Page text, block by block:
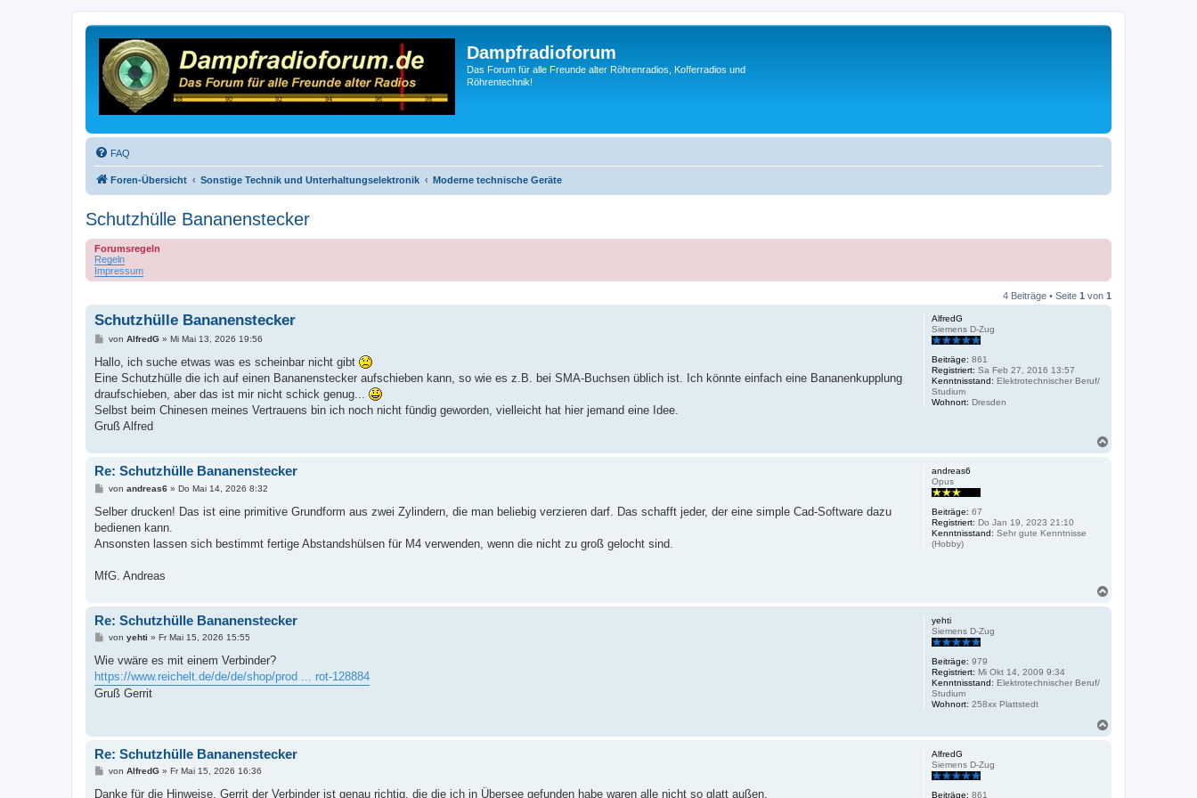
Dampfradioforum
Das Forum für alle Freunde alter Röhrenradios, Kofferradios und
Röhrentechnik!
FAQ
Foren-Übersicht Sonstige Technik und Unterhaltungselektronik Moderne technische Geräte
Schutzhülle Bananenstecker
Forumsregeln
Regeln
Impressum
4 Beiträge • Seite 1 von 1
AlfredG
Siemens D-Zug
Beiträge: 861
Registriert: Sa Feb 27, 2016 13:57
Kenntnisstand: Elektrotechnischer Beruf/
Studium
Wohnort: Dresden
Schutzhülle Bananenstecker
B
i
r
a
von AlfredG» Mi Mai 13, 2026 19:56
Hallo, ich suche etwas was es scheinbar nicht gibt
Eine Schutzhülle die ich auf einen Bananenstecker aufschieben kann, so wie es z.B. bei SMA-Buchsen üblich ist. Ich könnte einfach eine Bananenkupplung
draufschieben, aber das ist mir nicht schick genug...
Selbst beim Chinesen meines Vertrauens bin ich noch nicht fündig geworden, vielleicht hat hier jemand eine Idee.
Gruß Alfred
andreas6
Opus
Beiträge: 67
Registriert: Do Jan 19, 2023 21:10
Kenntnisstand: Sehr gute Kenntnisse
(Hobby)
Re: Schutzhülle Bananenstecker
B
i
r
a
von andreas6» Do Mai 14, 2026 8:32
Selber drucken! Das ist eine primitive Grundform aus zwei Zylindern, die man beliebig verzieren darf. Das schafft jeder, der eine simple Cad-Software dazu
bedienen kann.
Ansonsten lassen sich bestimmt fertige Abstandshülsen für M4 verwenden, wenn die nicht zu groß gelocht sind.
MfG. Andreas
yehti
Siemens D-Zug
Beiträge: 979
Registriert: Mi Okt 14, 2009 9:34
Kenntnisstand: Elektrotechnischer Beruf/
Studium
Wohnort: 258xx Plattstedt
Re: Schutzhülle Bananenstecker
B
i
r
a
g
von yehti » Fr Mai 15, 2026 15:55
Wie vwäre es mit einem Verbinder?
https://www.reichelt.de/de/de/shop/prod ... rot-128884
Gruß Gerrit
AlfredG
Siemens D-Zug
Beiträge: 861
Re: Schutzhülle Bananenstecker
B
i
von AlfredG» Fr Mai 15, 2026 16:36
Danke für die Hinweise, Gerrit der Verbinder ist genau richtig, die die ich in Übersee gefunden habe waren alle nicht so glatt außen.